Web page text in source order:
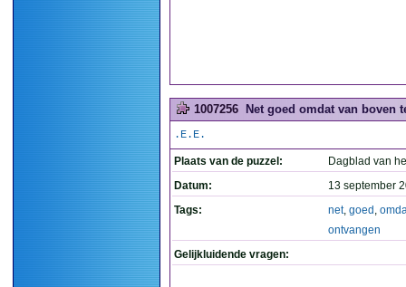
1007256 Net goed omdat van boven
.E.E.
Plaats van de puzzel:
Dagblad van
Datum:
13 september
Tags:
net, goed ,
ontvangen
Gelijkluidende vragen: